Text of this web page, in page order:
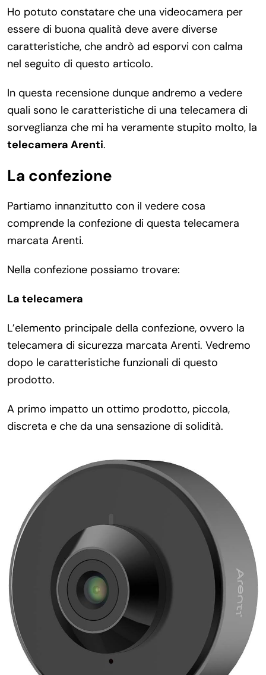
Ho potuto constatare che una videocamera per
essere di buona qualità deve avere diverse
caratteristiche, che andrò ad esporvi con calma
nel seguito di questo articolo.
In questa recensione dunque andremo a vedere
quali sono le caratteristiche di una telecamera di
sorveglianza che mi ha veramente stupito molto, la
telecamera Arenti.
La confezione
Partiamo innanzitutto con il vedere cosa
comprende la confezione di questa telecamera
marcata Arenti.
Nella confezione possiamo trovare:
La telecamera
L’elemento principale della confezione, ovvero la
telecamera di sicurezza marcata Arenti. Vedremo
dopo le caratteristiche funzionali di questo
prodotto.
A primo impatto un ottimo prodotto, piccola,
discreta e che da una sensazione di solidità.